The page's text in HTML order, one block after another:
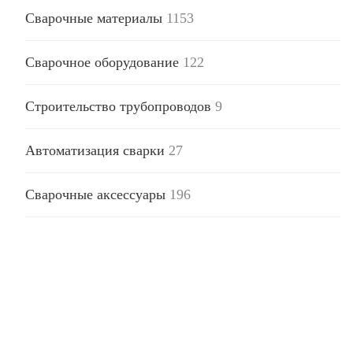
Сварочные материалы 1153
Сварочное оборудование 122
Строительство трубопроводов 9
Автоматизация сварки 27
Сварочные аксессуары 196